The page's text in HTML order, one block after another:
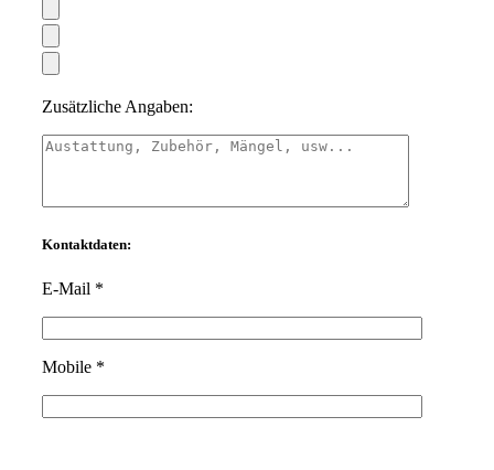
Zusätzliche Angaben:
Kontaktdaten:
E-Mail *
Mobile *